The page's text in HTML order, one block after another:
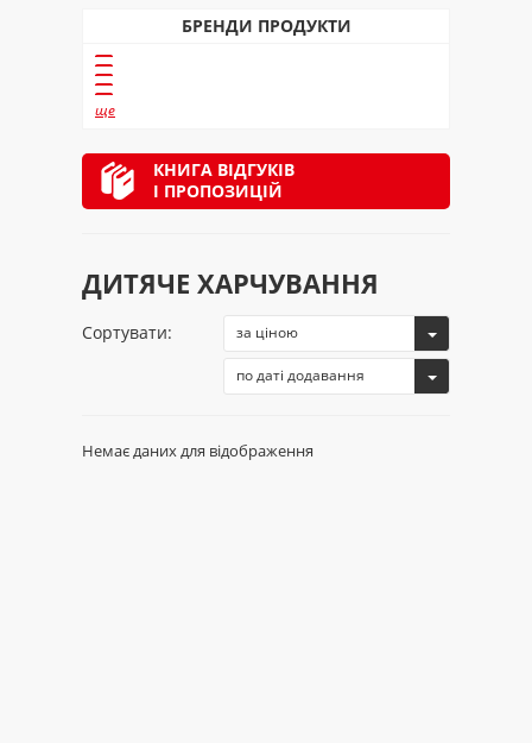
БРЕНДИ ПРОДУКТИ
ще
КНИГА ВІДГУКІВ
І ПРОПОЗИЦІЙ
ДИТЯЧЕ ХАРЧУВАННЯ
Сортувати: за ціною
по даті додавання
Немає даних для відображення